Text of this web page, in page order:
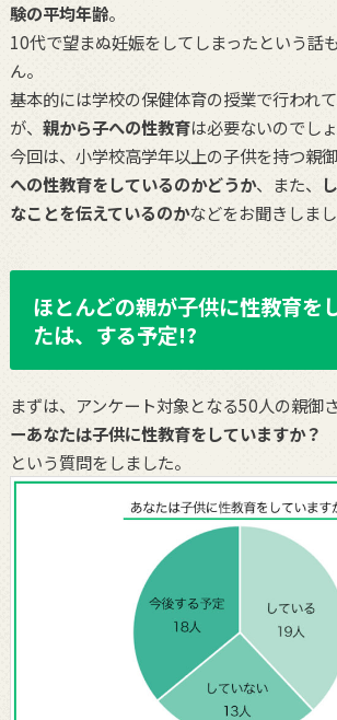
験の平均年齢。
10代で望まぬ妊娠をしてしまったという話
ん。
基本的には学校の保健体育の授業で行われ
が、 親から子への性教育は必要ないのでしょ
今回は、小学校高学年以上の子供を持つ親御
への性教育をしているのかどうか、また、
なことを伝えているのかなどをお聞きしまし
ほとんどの親が子供に性教育を
たは、する予定!?
まずは、アンケート対象となる50人の親御
ーあなたは子供に性教育をしていますか？
という質問をしました。